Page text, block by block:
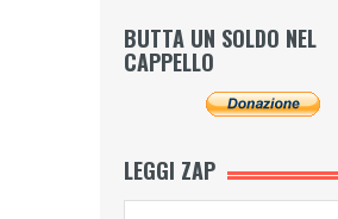
BUTTA UN SOLDO NEL
CAPPELLO
LEGGI ZAP